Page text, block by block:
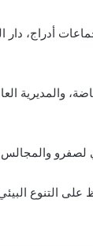
أدراج، دار
والمديرية
والمجالس
التنوع البيئي